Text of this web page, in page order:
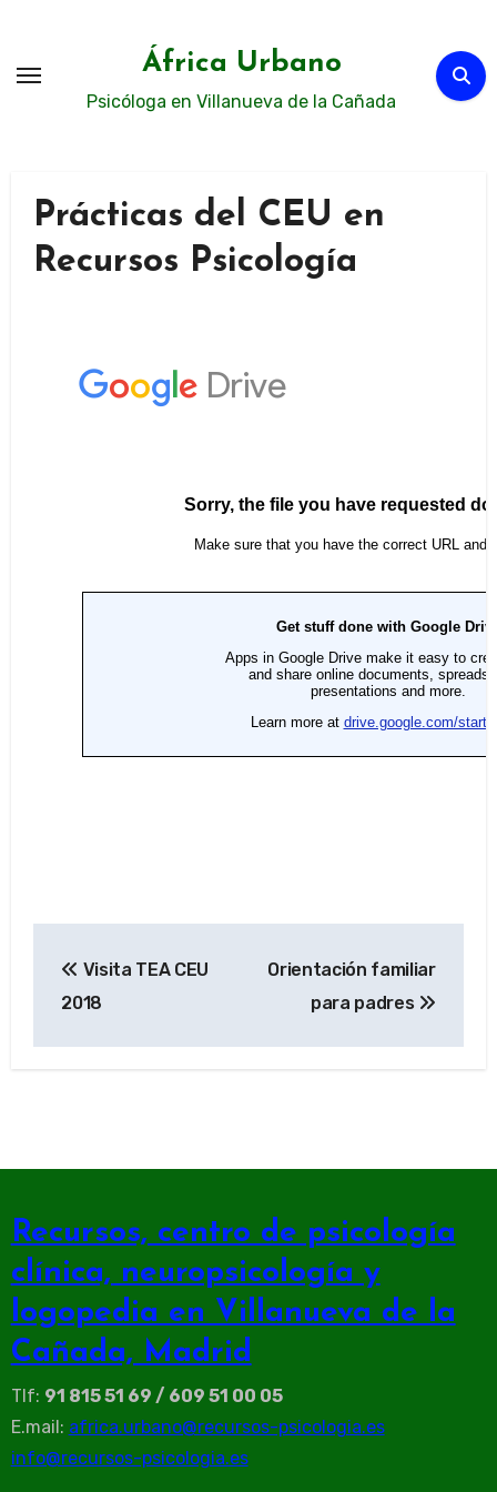
contenido
África Urbano
Psicóloga en Villanueva de la Cañada
Prácticas del CEU en
Recursos Psicología
de
Visita TEA CEU
2018
Orientación familiar
para padres
Recursos, centro de psicología
clínica, neuropsicología y
logopedia en Villanueva de la
Cañada, Madrid
Tlf: 91 815 51 69 / 609 51 00 05
E.mail: africa.urbano@recursos-psicologia.es
info@recursos-psicologia.es